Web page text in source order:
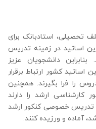
استادبانک برای
اساتید در زمینه تدریس
دانشجویان عزیز
اساتید کشور ارتباط برقرار
را فرا بگیرند. همچنین
ارشد را دارند
تدریس خصوصی کنکور ارشد
آماده و ورزیده کنند.